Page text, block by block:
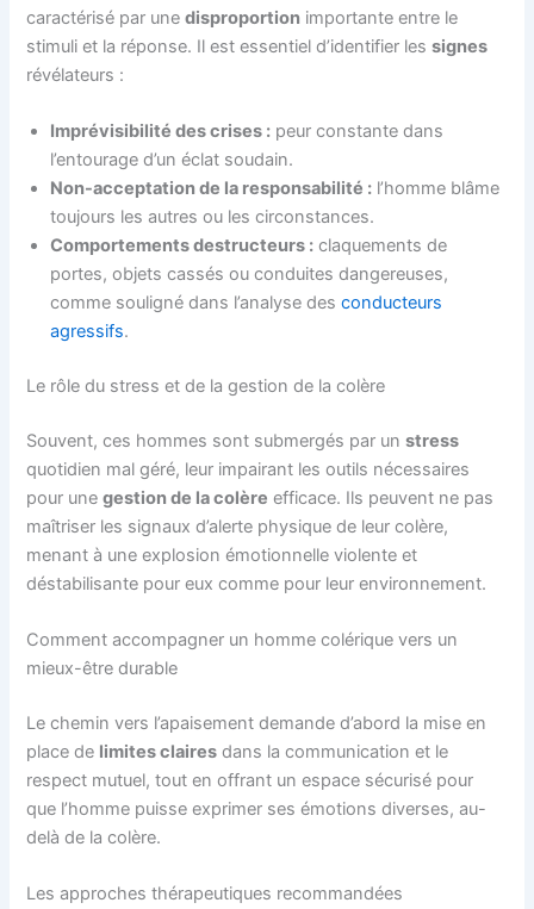
caractérisé par unedisproportion importante entre le
stimuli et la réponse. Il est essentiel d’identifier lessignes
révélateurs :
Imprévisibilité des crises : peur constante dans
l’entourage d’un éclat soudain.
Non-acceptation de la responsabilité : l’homme blâme
toujours les autres ou les circonstances.
Comportements destructeurs : claquements de
portes, objets cassés ou conduites dangereuses,
comme souligné dans l’analyse desconducteurs
agressifs.
Le rôle du stress et de la gestion de la colère
Souvent, ces hommes sont submergés par unstress
quotidien mal géré, leur impairant les outils nécessaires
pour unegestion de la colère efficace. Ils peuvent ne pas
maîtriser les signaux d’alerte physique de leur colère,
menant à une explosion émotionnelle violente et
déstabilisante pour eux comme pour leur environnement.
Comment accompagner un homme colérique vers un
mieux-être durable
Le chemin vers l’apaisement demande d’abord la mise en
place de limites claires dans la communication et le
respect mutuel, tout en offrant un espace sécurisé pour
que l’homme puisse exprimer ses émotions diverses, au-
delà de la colère.
Les approches thérapeutiques recommandées